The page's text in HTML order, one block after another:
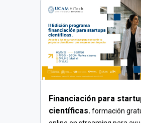
Financiación para
científicas. formación